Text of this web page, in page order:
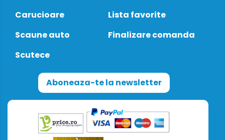
Carucioare
Scaune auto
Scutece
Lista favorite
Finalizare comanda
Aboneaza-te la newsletter